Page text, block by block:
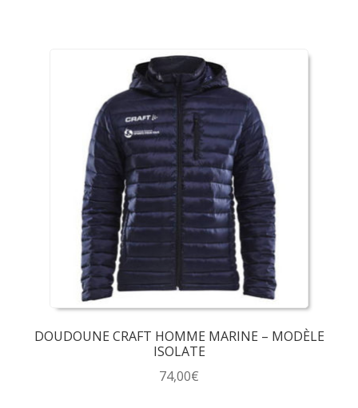
a
plusieurs
variations.
Les
options
peuvent
être
choisies
sur
la
page
du
produit
DOUDOUNE CRAFT HOMME MARINE – MODÈLE
ISOLATE
74,00€